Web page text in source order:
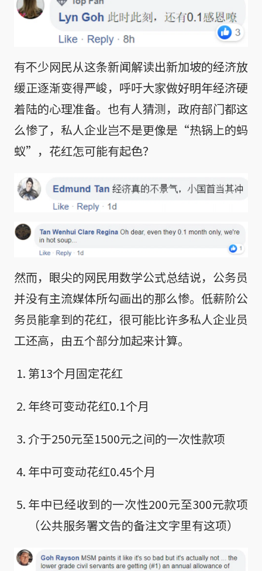
有不少网民从这条新闻解读出新加坡的经济放
缓正逐渐变得严峻，呼吁大家做好明年经济硬
着陆的心理准备。也有人猜测，政府部门都这
么惨了，私人企业岂不是更像是“热锅上的蚂
蚁”，花红怎可能有起色？
然而，眼尖的网民用数学公式总结说，公务员
并没有主流媒体所勾画出的那么惨。低薪阶公
务员能拿到的花红，很可能比许多私人企业员
工还高，由五个部分加起来计算。
第13个月固定花红
年终可变动花红0.1个月
介于250元至1500元之间的一次性款项
年中可变动花红0.45个月
年中已经收到的一次性200元至300元款项
（公共服务署文告的备注文字里有这项）